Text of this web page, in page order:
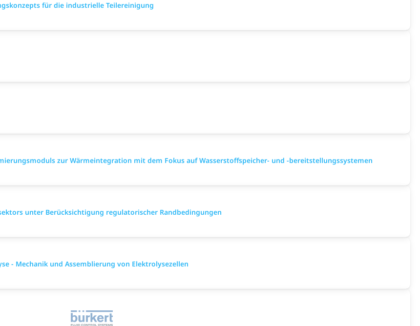
für die industrielle Teilereinigung
zur Wärmeintegration mit dem Fokus auf Wasserstoffspeicher- und -bereitstellungssystemen
unter Berücksichtigung regulatorischer Randbedingungen
- Mechanik und Assemblierung von Elektrolysezellen